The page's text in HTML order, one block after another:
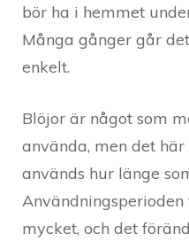
bör ha i hemmet
Många gånger går
enkelt.
Blöjor är något som
använda, men det
används hur länge
mycket, och det